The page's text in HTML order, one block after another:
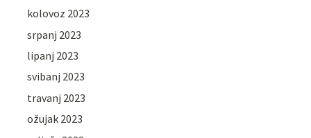
kolovoz 2023
srpanj 2023
lipanj 2023
svibanj 2023
travanj 2023
ožujak 2023